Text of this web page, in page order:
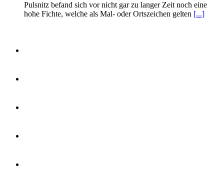
Pulsnitz befand sich vor nicht gar zu langer Zeit noch eine
hohe Fichte, welche als Mal- oder Ortszeichen gelten [...]